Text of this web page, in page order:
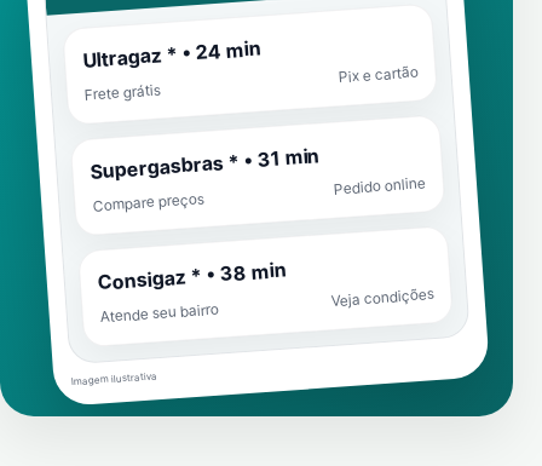
Ultragaz * • 24 min
Frete grátis
Pix e cartão
Supergasbras * • 31 min
Compare preços
Pedido online
Consigaz * • 38 min
Atende seu bairro
Veja condições
Imagem ilustrativa